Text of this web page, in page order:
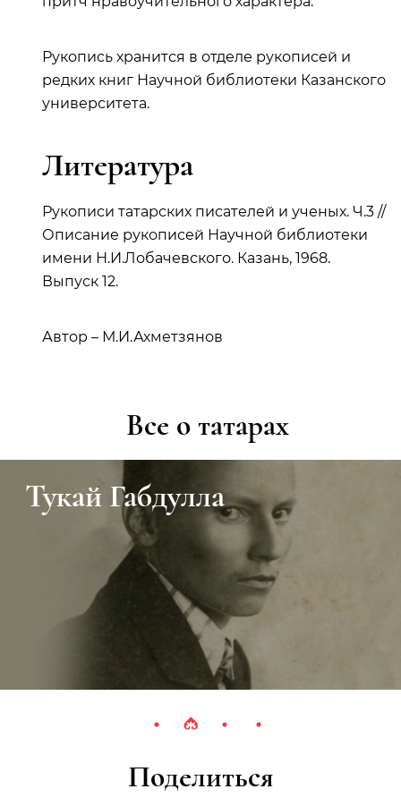
Рукопись хранится в отделе рукописей и
редких книг Научной библиотеки Казанского
университета.
Литература
Рукописи татарских писателей и ученых. Ч.3 //
Описание рукописей Научной библиотеки
имени Н.И.Лобачевского. Казань, 1968.
Выпуск 12.
Автор – М.И.Ахметзянов
Все о татарах
Тукай Габдулла
Поделиться